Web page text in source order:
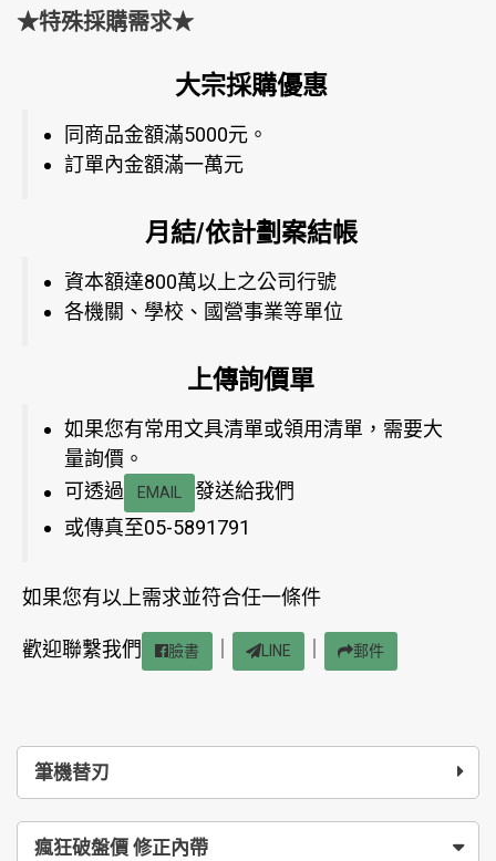
筆機替刃
瘋狂破盤價 修正內帶
★特殊採購需求★
大宗採購優惠
同商品金額滿5000元。
訂單內金額滿一萬元
月結/依計劃案結帳
資本額達800萬以上之公司行號
各機關、學校、國營事業等單位
上傳詢價單
如果您有常用文具清單或領用清單，需要大
量詢價。
可透過
EMAIL
發送給我們
或傳真至05-5891791
如果您有以上需求並符合任一條件
歡迎聯繫我們 臉書 LINE 郵件